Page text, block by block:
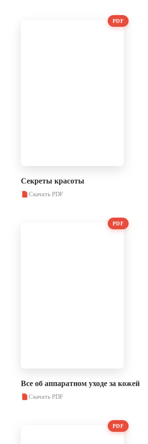
PDF
Секреты красоты
Скачать PDF
PDF
Все об аппаратном уходе за кожей
Скачать PDF
PDF